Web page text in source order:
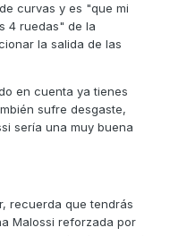
curvas y es "que mi
4 ruedas" de la
la salida de las
en cuenta ya tienes
sufre desgaste,
sería una muy buena
recuerda que tendrás
Malossi reforzada por